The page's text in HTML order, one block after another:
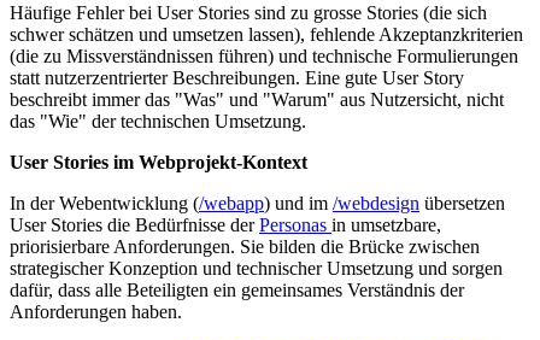
Häufige Fehler bei User Stories sind zu grosse Stories (die sich
schwer schätzen und umsetzen lassen), fehlende Akzeptanzkriterien
(die zu Missverständnissen führen) und technische Formulierungen
statt nutzerzentrierter Beschreibungen. Eine gute User Story
beschreibt immer das "Was" und "Warum" aus Nutzersicht, nicht
das "Wie" der technischen Umsetzung.
User Stories im Webprojekt-Kontext
In der Webentwicklung (/webapp) und im /webdesign übersetzen
User Stories die Bedürfnisse derPersonas in umsetzbare,
priorisierbare Anforderungen. Sie bilden die Brücke zwischen
strategischer Konzeption und technischer Umsetzung und sorgen
dafür, dass alle Beteiligten ein gemeinsames Verständnis der
Anforderungen haben.